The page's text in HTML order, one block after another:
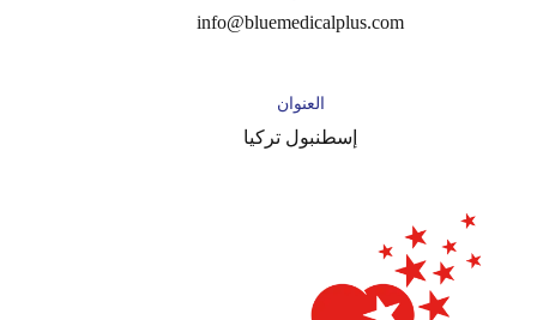
info@bluemedicalplus.com
العنوان
إسطنبول تركيا